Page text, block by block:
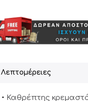
Λεπτομέρειες
• Καθρέπτης